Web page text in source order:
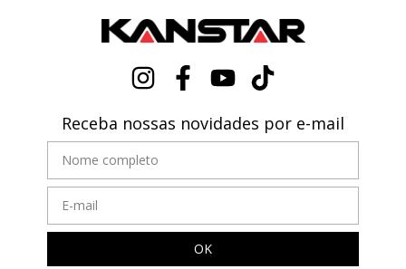
Receba nossas novidades por e-mail